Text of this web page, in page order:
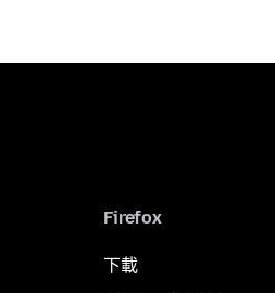
Firefox
下載